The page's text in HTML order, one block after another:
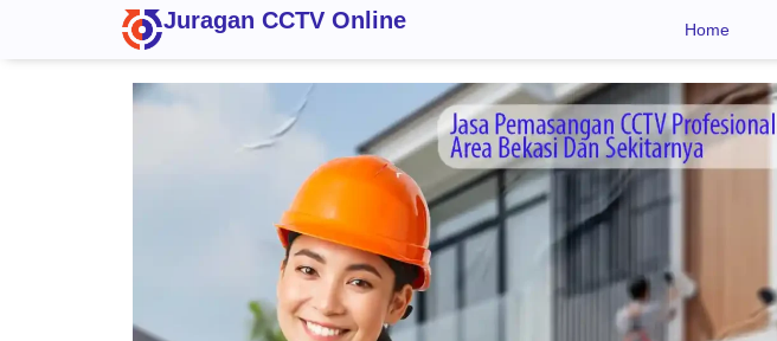
Juragan CCTV Online Home